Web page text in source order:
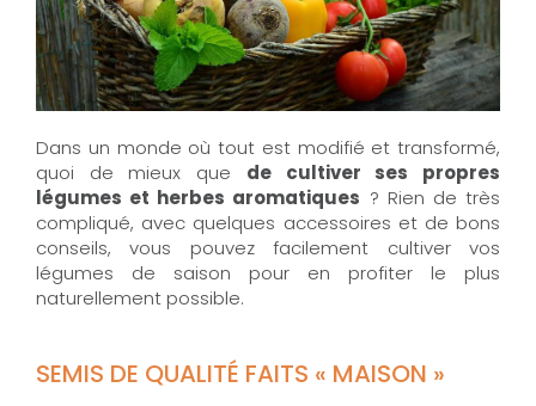
Dans un monde où tout est modifié et transformé,
quoi de mieux que de cultiver ses propres
légumes et herbes aromatiques ? Rien de très
compliqué, avec quelques accessoires et de bons
conseils, vous pouvez facilement cultiver vos
légumes de saison pour en profiter le plus
naturellement possible.
SEMIS DE QUALITÉ FAITS « MAISON »